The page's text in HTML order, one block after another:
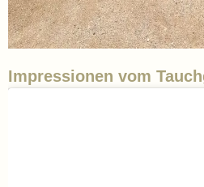
Impressionen vom